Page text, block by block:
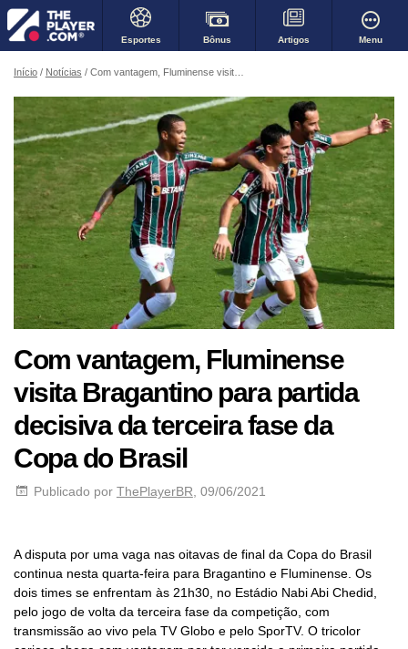
Esportes Bônus Artigos Menu
Início Notícias Com vantagem, Fluminense visita Bragantino para partida decisiva da terceira fase da Copa do Brasil
Com vantagem, Fluminense
visita Bragantino para partida
decisiva da terceira fase da
Copa do Brasil
Publicado por ThePlayerBR , 09/06/2021
A disputa por uma vaga nas oitavas de final da Copa do Brasil
continua nesta quarta-feira para Bragantino e Fluminense. Os
dois times se enfrentam às 21h30, no Estádio Nabi Abi Chedid,
pelo jogo de volta da terceira fase da competição, com
transmissão ao vivo pela TV Globo e pelo SporTV. O tricolor